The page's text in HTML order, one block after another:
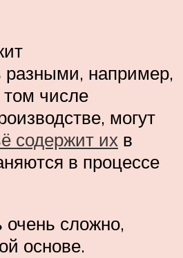
разными, например,
числе
могут
содержит их в
в процессе
очень сложно,
основе.